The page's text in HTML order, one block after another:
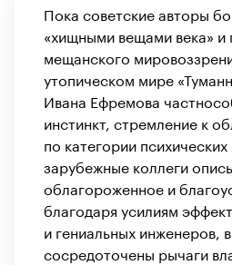
Пока советские авторы
«хищными вещами века» и
мещанского
утопическом мире
Ивана Ефремова
инстинкт, стремление к
по категории
зарубежные коллеги
облагороженное и
благодаря усилиям
и гениальных инженеров,
сосредоточены рычаги